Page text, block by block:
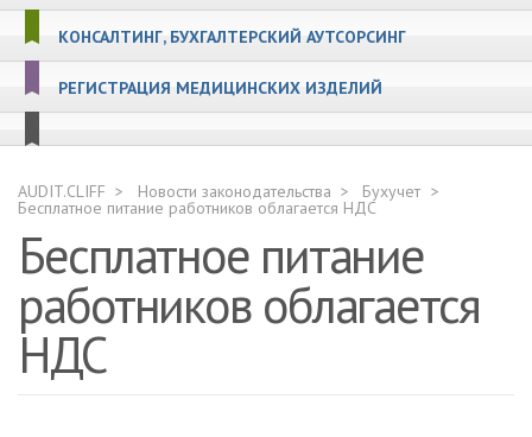
КОНСАЛТИНГ, БУХГАЛТЕРСКИЙ АУТСОРСИНГ
РЕГИСТРАЦИЯ МЕДИЦИНСКИХ ИЗДЕЛИЙ
AUDIT.CLIFF Новости законодательства Бухучет
Бесплатное питание работников облагается НДС
Бесплатное питание
работников облагается
НДС